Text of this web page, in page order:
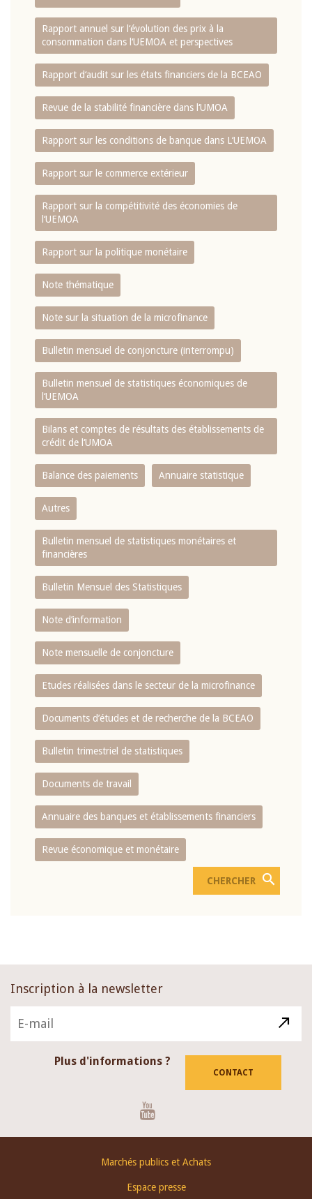
Rapport annuel sur l‘évolution des prix à la
consommation dans l‘UEMOA et perspectives
Rapport d‘audit sur les états financiers de la BCEAO
Revue de la stabilité financière dans l‘UMOA
Rapport sur les conditions de banque dans L‘UEMOA
Rapport sur le commerce extérieur
Rapport sur la compétitivité des économies de
l‘UEMOA
Rapport sur la politique monétaire
Note thématique
Note sur la situation de la microfinance
Bulletin mensuel de conjoncture (interrompu)
Bulletin mensuel de statistiques économiques de
l‘UEMOA
Bilans et comptes de résultats des établissements de
crédit de l‘UMOA
Balance des paiements Annuaire statistique
Autres
Bulletin mensuel de statistiques monétaires et
financières
Bulletin Mensuel des Statistiques
Note d’information
Note mensuelle de conjoncture
Etudes réalisées dans le secteur de la microfinance
Documents d’études et de recherche de la BCEAO
Bulletin trimestriel de statistiques
Documents de travail
Annuaire des banques et établissements financiers
Revue économique et monétaire
Inscription à la newsletter
Plus d'informations ?
CONTACT
Marchés publics et Achats
Espace presse